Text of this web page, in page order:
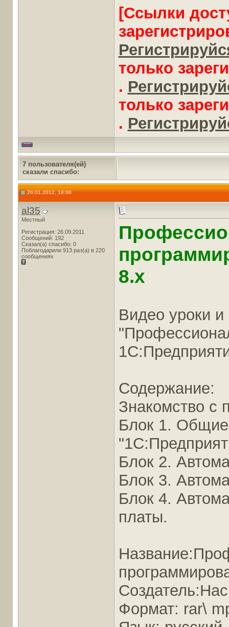
[Ссылки
только
.
только
.
7 пользователя(ей)
сказали cпасибо:
26.01.2012, 18:00
al35
Местный
Регистрация: 26.09.2011
Сообщений: 192
Сказал(а) спасибо: 0
Поблагодарили 913 раз(а) в 220
сообщениях
8.х
Видео уроки
Содержание:
Знакомство с
Блок 1.
Блок 2.
Блок 3.
Блок 4.
платы.
Формат: rar\